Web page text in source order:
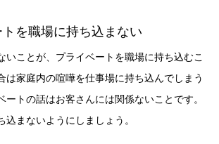
を職場に持ち込まない
いことが、プライベートを職場に持ち込むこ
は家庭内の喧嘩を仕事場に持ち込んでしまう
ートの話はお客さんには関係ないことです。
込まないようにしましょう。